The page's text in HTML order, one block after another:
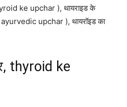
ke upchar ), थायराइड के
upchar ), थायरॉइड का
thyroid ke